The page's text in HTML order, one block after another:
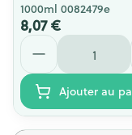
1000ml 0082479e
8,07 €
Quantité
Ajouter au